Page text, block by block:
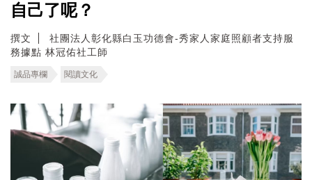
自己了呢？
撰文
社團法人彰化縣白玉功德會-秀家人家庭照顧者支持服
務據點 林冠佑社工師
誠品專欄 閱讀文化